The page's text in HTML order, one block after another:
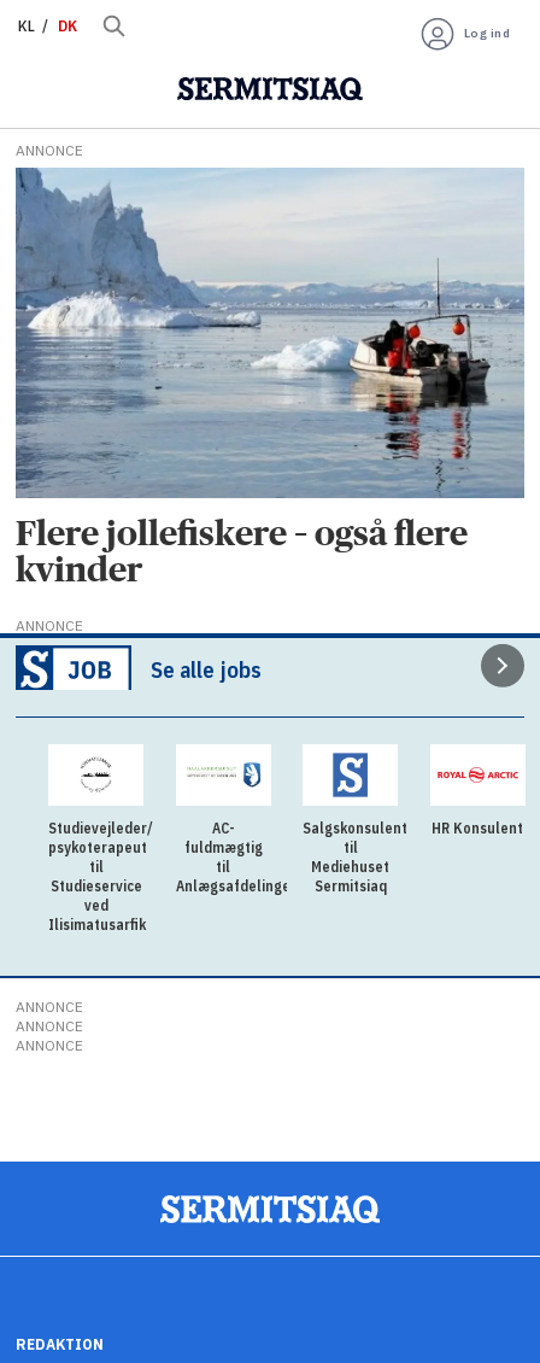
KL DK Log ind
Tag:
jollefiskerfiskeri
ANNONCE
Flere jollefiskere – også flere
kvinder
ANNONCE
Se alle jobs
Studievejleder/
psykoterapeut
til
Studieservice
ved
Ilisimatusarfik
AC-
fuldmægtig
til
Anlægsafdelingen
Salgskonsulent
til
Mediehuset
Sermitsiaq
HR Konsulent
ANNONCE
ANNONCE
ANNONCE
REDAKTION